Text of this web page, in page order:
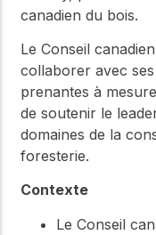
canadien du bois.
Le Conseil
collaborer avec
prenantes à
de soutenir le
domaines de la
foresterie.
Contexte
Le Conseil